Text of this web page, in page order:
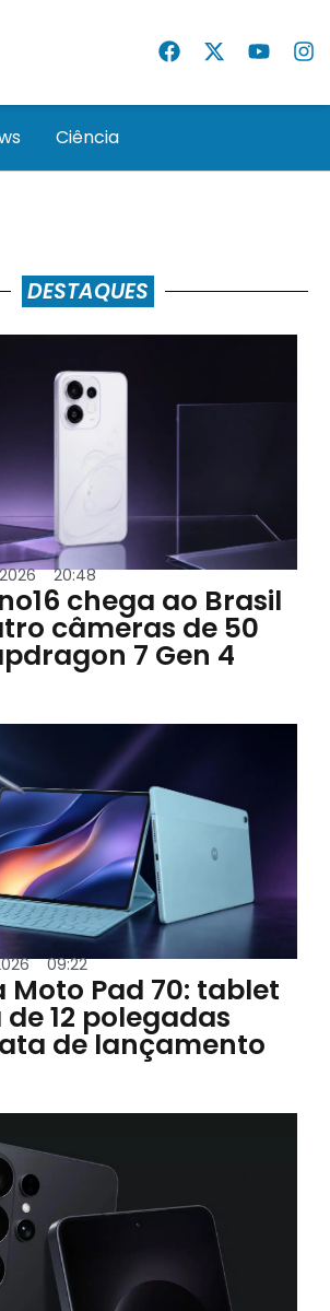
Ciência
DESTAQUES
20:48
chega ao Brasil
câmeras de 50
7 Gen 4
09:22
Moto Pad 70: tablet
12 polegadas
de lançamento